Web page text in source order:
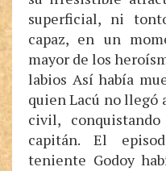
superficial, ni
capaz, en un
mayor de los
labios Así había
quien Lacú no llegó
civil,
capitán. El
teniente Godoy